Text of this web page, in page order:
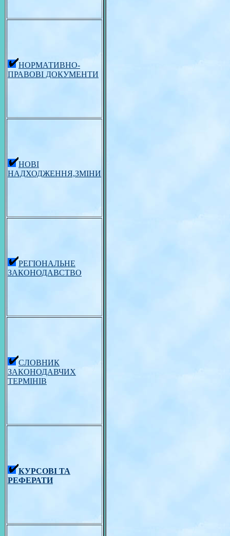
НОРМАТИВНО-
ПРАВОВІ ДОКУМЕНТИ
НОВІ
НАДХОДЖЕННЯ,ЗМІНИ
РЕГІОНАЛЬНЕ
ЗАКОНОДАВСТВО
СЛОВНИК
ЗАКОНОДАВЧИХ
ТЕРМІНІВ
КУРСОВІ ТА
РЕФЕРАТИ